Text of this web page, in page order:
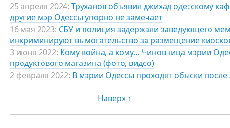
25 апреля 2024: Труханов объявил джихад одесскому
другие мэр Одессы упорно не замечает
16 мая 2023: СБУ и полиция задержали заведующего
инкриминируют вымогательство за размещение
3 июня 2022: Кому война, а кому… Чиновница мэрии
продуктового магазина (фото, видео)
2 февраля 2022: В мэрии Одессы проходят обыски
Наверх ↑